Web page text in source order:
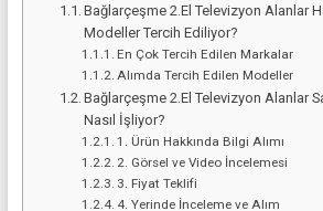
Bağlarçeşme 2.El Televizyon Alanlar
Modeller Tercih Ediliyor?
En Çok Tercih Edilen Markalar
Alımda Tercih Edilen Modeller
Bağlarçeşme 2.El Televizyon Alanlar
Nasıl İşliyor?
1. Ürün Hakkında Bilgi Alımı
2. Görsel ve Video İncelemesi
3. Fiyat Teklifi
4. Yerinde İnceleme ve Alım